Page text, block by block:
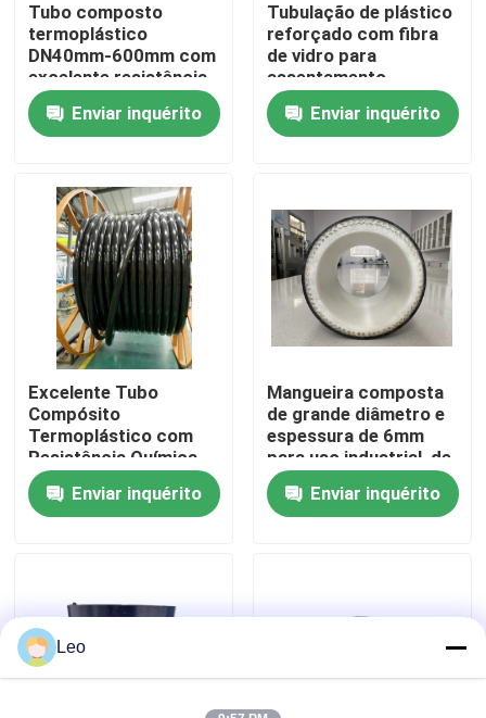
Casa
Show de RV
Quem Somos
Fábrica
Controle de Qualidade
Fale Conosco
Pedir um orçamento
Tubulações termoplásticos reforçadas
Tubo composto
termoplástico
DN40mm-600mm com
excelente resistência
química e serviço de
corteEnviar inquérito
Tubulação de plástico
reforçado com fibra
de vidro para
assentamento
subterrâneo, com
resistência a altas
temperaturas e
Enviar inquérito
Excelente Tubo
Compósito
Termoplástico com
Resistência Química
DN42-DN1200 Padrão
SY/T6662.2-2020
(até 140 caracteres)
Enviar inquérito
Mangueira composta
de grande diâmetro e
espessura de 6mm
para uso industrial, de
acordo com a norma
SY/T6662.2-2020
Enviar inquérito
Leo